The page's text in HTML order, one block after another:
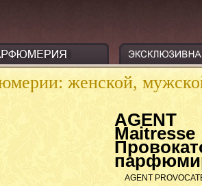
женской,
AGENT
AGENT